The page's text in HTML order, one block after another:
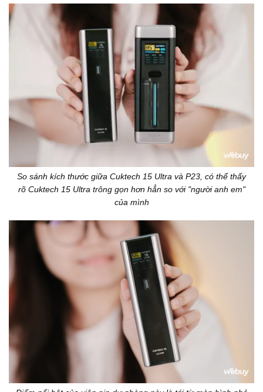
So sánh kích thước giữa Cuktech 15 Ultra và P23, có thể thấy
rõ Cuktech 15 Ultra trông gọn hơn hẳn so với "người anh em"
của mình